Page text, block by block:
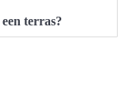
terras?